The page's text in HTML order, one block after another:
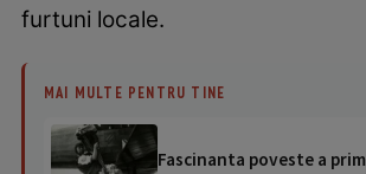
furtuni locale.
MAI MULTE PENTRU TINE
Fascinanta poveste a